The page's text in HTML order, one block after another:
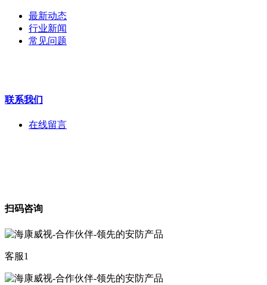
安检门
工程宝
海康机器人
最新动态
行业新闻
常见问题
联系我们
在线留言
扫码咨询
客服1